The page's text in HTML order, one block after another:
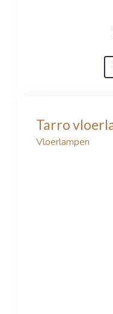
Tarro
Vloerlampen